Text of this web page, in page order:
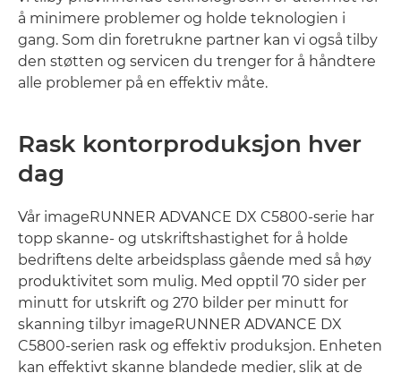
å minimere problemer og holde teknologien i
gang. Som din foretrukne partner kan vi også tilby
den støtten og servicen du trenger for å håndtere
alle problemer på en effektiv måte.
Rask kontorproduksjon hver
dag
Vår imageRUNNER ADVANCE DX C5800-serie har
topp skanne- og utskriftshastighet for å holde
bedriftens delte arbeidsplass gående med så høy
produktivitet som mulig. Med opptil 70 sider per
minutt for utskrift og 270 bilder per minutt for
skanning tilbyr imageRUNNER ADVANCE DX
C5800-serien rask og effektiv produksjon. Enheten
kan effektivt skanne blandede medier, slik at de